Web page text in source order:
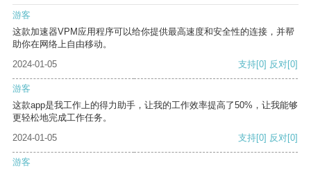
游客
这款加速器VPM应用程序可以给你提供最高速度和安全性的连接，并帮
助你在网络上自由移动。
2024-01-05
支持[0] 反对[0]
游客
这款app是我工作上的得力助手，让我的工作效率提高了50%，让我能够
更轻松地完成工作任务。
2024-01-05
支持[0] 反对[0]
游客